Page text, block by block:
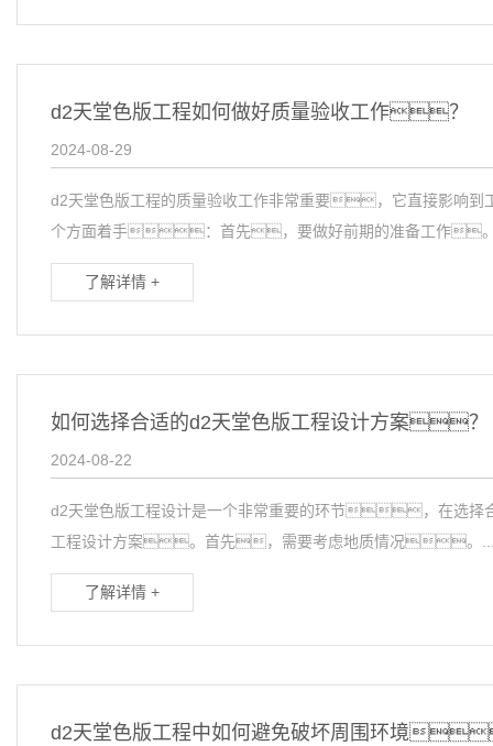
d2天堂色版工程如何做好质量验收工作？
2024-08-29
d2天堂色版工程的质量验收工作非常重要，它直接影响
个方面着手：首先，要做好前期的准备工作。
了解详情 +
如何选择合适的d2天堂色版工程设计方案？
2024-08-22
d2天堂色版工程设计是一个非常重要的环节，在选择
工程设计方案。首先，需要考虑地质情况。
了解详情 +
d2天堂色版工程中如何避免破坏周围环境